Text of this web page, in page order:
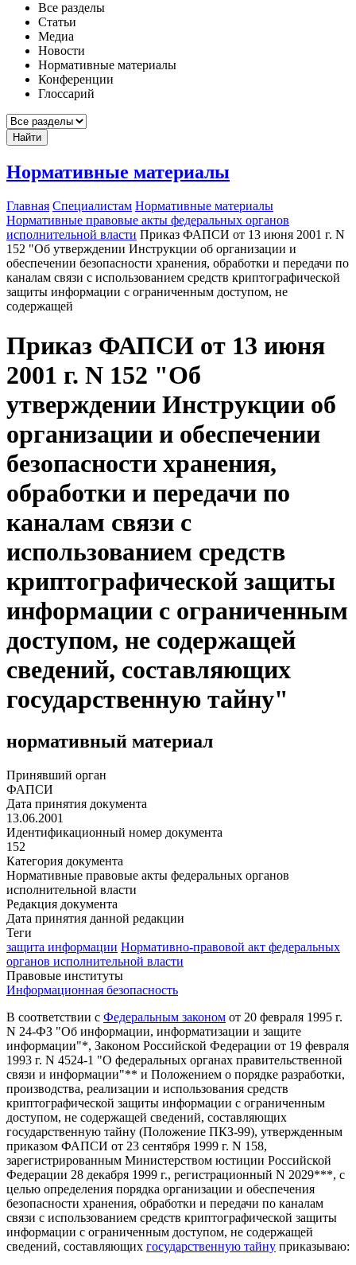
Все разделы
Статьи
Медиа
Новости
Нормативные материалы
Конференции
Глоссарий
Найти
Нормативные материалы
Главная Специалистам Нормативные материалы
Нормативные правовые акты федеральных органов
исполнительной власти Приказ ФАПСИ от 13 июня 2001 г. N
152 "Об утверждении Инструкции об организации и
обеспечении безопасности хранения, обработки и передачи по
каналам связи с использованием средств криптографической
защиты информации с ограниченным доступом, не
содержащей
Приказ ФАПСИ от 13 июня
2001 г. N 152 "Об
утверждении Инструкции об
организации и обеспечении
безопасности хранения,
обработки и передачи по
каналам связи с
использованием средств
криптографической защиты
информации с ограниченным
доступом, не содержащей
сведений, составляющих
государственную тайну"
нормативный материал
Принявший орган
ФАПСИ
Дата принятия документа
13.06.2001
Идентификационный номер документа
152
Категория документа
Нормативные правовые акты федеральных органов
исполнительной власти
Редакция документа
Дата принятия данной редакции
Теги
защита информации Нормативно-правовой акт федеральных
органов исполнительной власти
Правовые институты
Информационная безопасность
В соответствии с Федеральным законом от 20 февраля 1995 г.
N 24-ФЗ "Об информации, информатизации и защите
информации"*, Законом Российской Федерации от 19 февраля
1993 г. N 4524-1 "О федеральных органах правительственной
связи и информации"** и Положением о порядке разработки,
производства, реализации и использования средств
криптографической защиты информации с ограниченным
доступом, не содержащей сведений, составляющих
государственную тайну (Положение ПКЗ-99), утвержденным
приказом ФАПСИ от 23 сентября 1999 г. N 158,
зарегистрированным Министерством юстиции Российской
Федерации 28 декабря 1999 г., регистрационный N 2029***, с
целью определения порядка организации и обеспечения
безопасности хранения, обработки и передачи по каналам
связи с использованием средств криптографической защиты
информации с ограниченным доступом, не содержащей
сведений, составляющих государственную тайну приказываю: